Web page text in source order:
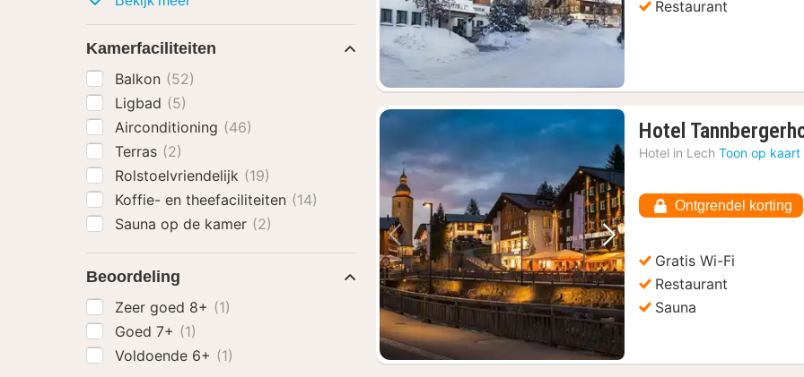
Restaurant
Vorige foto Volgende foto
Hotel
Hotel in Lech Toon op kaart
Ontgrendel korting
Gratis Wi-Fi
Restaurant
Sauna
Kamerfaciliteiten
Balkon (52)
Ligbad (5)
Airconditioning (46)
Terras (2)
Rolstoelvriendelijk (19)
Koffie- en theefaciliteiten (14)
Sauna op de kamer (2)
Beoordeling
Zeer goed 8+ (1)
Goed 7+ (1)
Voldoende 6+ (1)